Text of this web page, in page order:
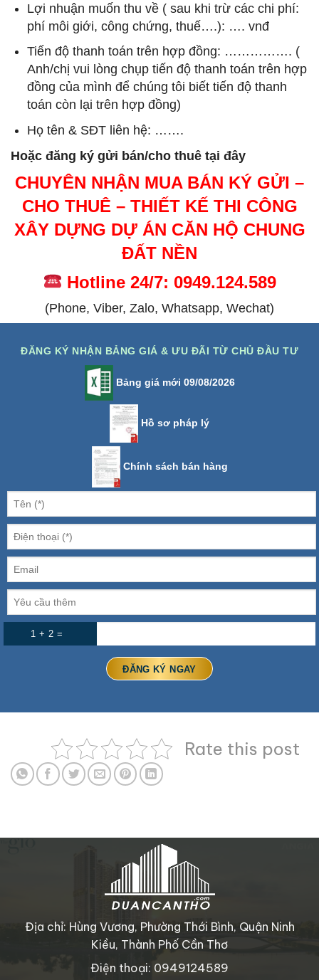
Lợi nhuận muốn thu về ( sau khi trừ các chi phí:
phí môi giới, công chứng, thuế….): …. vnđ
Tiến độ thanh toán trên hợp đồng: ……………. (
Anh/chị vui lòng chụp tiến độ thanh toán trên hợp
đồng của mình để chúng tôi biết tiến độ thanh
toán còn lại trên hợp đồng)
Họ tên & SĐT liên hệ: …….
Hoặc đăng ký gửi bán/cho thuê tại đây
CHUYÊN NHẬN MUA BÁN KÝ GỬI –
CHO THUÊ – THIẾT KẾ THI CÔNG
XÂY DỰNG DỰ ÁN CĂN HỘ CHUNG
ĐẤT NỀN
Hotline 24/7: 0949.124.589
(Phone, Viber, Zalo, Whatsapp, Wechat)
ĐĂNG KÝ NHẬN BẢNG GIÁ & ƯU ĐÃI TỪ CHỦ ĐẦU TƯ
Bảng giá mới 09/08/2026
Hồ sơ pháp lý
Chính sách bán hàng
1 + 2 =
Rate this post
Địa chỉ: Hùng Vương, Phường Thới Bình, Quận Ninh
Kiều, Thành Phố Cần Thơ
Điện thoại: 0949124589